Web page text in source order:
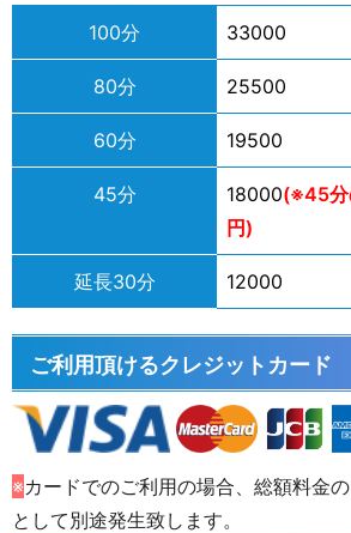
100分 33000
80分 25500
60分 19500
45分 18000(※45分
円)
延長30分 12000
ご利用頂けるクレジットカード
※カードでのご利用の場合、総額料金
として別途発生致します。